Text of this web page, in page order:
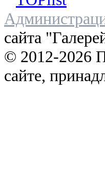
сайта
© 2012-2026
сайте,